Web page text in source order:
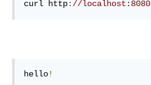
curl http: //localhost:8080
hello!